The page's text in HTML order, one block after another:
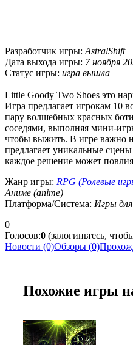
Разработчик игры: AstralShift
Дата выхода игры: 7 ноября
Статус игры: игра вышла
Little Goody Two Shoes это
Игра предлагает игрокам 10
пару волшебных красных
соседями, выполняя мини-
чтобы выжить. В игре важно
предлагает уникальные
каждое решение может
Жанр игры: RPG (Ролевые
Аниме (anime)
Платформа/Система: Игры
0
Голосов:0 (залогиньтесь,
Новости (0)Обзоры (0)
Похожие игры